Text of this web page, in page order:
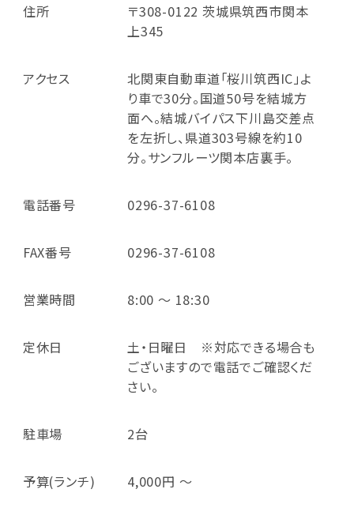
住所
〒308-0122 茨城県筑西市関本
上345
アクセス
北関東自動車道「桜川筑西IC」よ
り車で30分。国道50号を結城方
面へ。結城バイパス下川島交差点
を左折し、県道303号線を約10
分。サンフルーツ関本店裏手。
電話番号 0296-37-6108
FAX番号 0296-37-6108
営業時間 8:00 ～ 18:30
定休日
土・日曜日 ※対応できる場合も
ございますので電話でご確認くだ
さい。
駐車場 2台
予算(ランチ) 4,000円 ～